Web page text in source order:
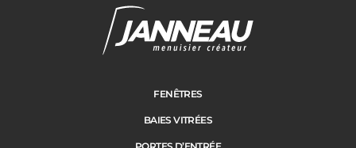
Cloture
Adresse des travaux
Code Postal des travaux
FENÊTRES
BAIES VITRÉES